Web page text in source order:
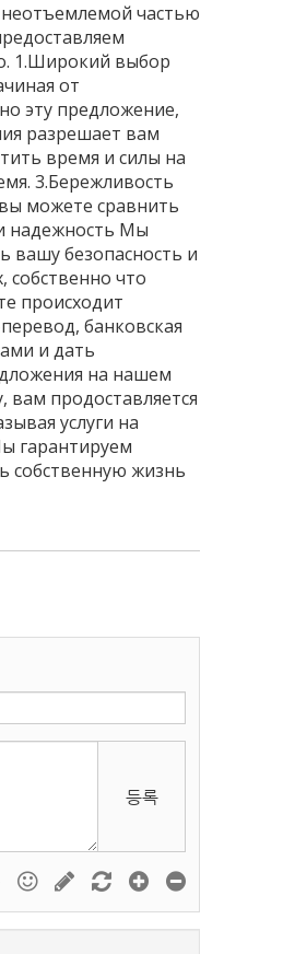
неотъемлемой частью
1.Широкий выбор
от
эту предложение,
разрешает вам
время и силы на
3.Бережливость
можете сравнить
надежность Мы
вашу безопасность и
что
происходит
банковская
и дать
на нашем
продоставляется
услуги на
гарантируем
собственную жизнь
등록